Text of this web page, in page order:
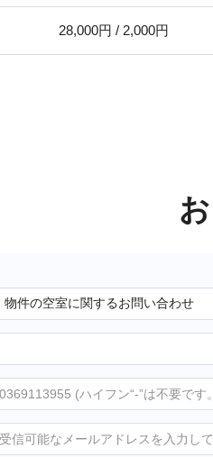
28,000円 / 2,000円